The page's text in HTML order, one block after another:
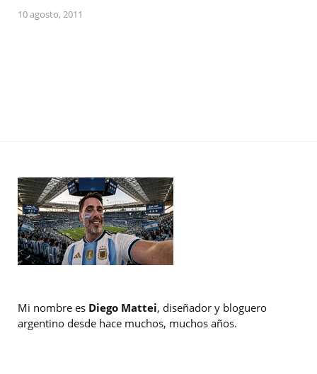
10 agosto, 2011
Mi nombre es Diego Mattei, diseñador y bloguero
argentino desde hace muchos, muchos años.